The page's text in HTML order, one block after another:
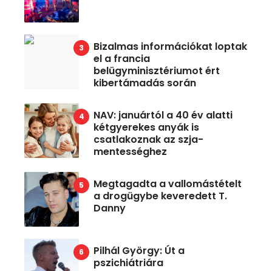
Bizalmas információkat loptak
el a francia
belügyminisztériumot ért
kibertámadás során
NAV: januártól a 40 év alatti
kétgyerekes anyák is
csatlakoznak az szja-
mentességhez
Megtagadta a vallomástételt
a drogügybe keveredett T.
Danny
Pilhál György: Út a
pszichiátriára